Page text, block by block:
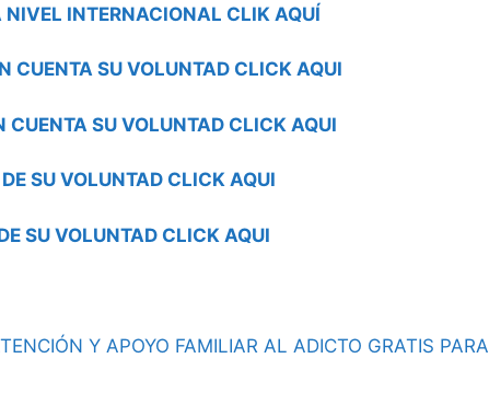
INTERNACIONAL CLIK AQUÍ
CUENTA SU VOLUNTAD CLICK AQUI
CUENTA SU VOLUNTAD CLICK AQUI
SU VOLUNTAD CLICK AQUI
SU VOLUNTAD CLICK AQUI
Y APOYO FAMILIAR AL ADICTO GRATIS PARA